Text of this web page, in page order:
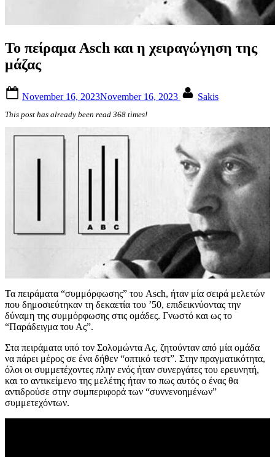
Το πείραμα Asch και η χειραγώγηση της
μάζας
on
November 16, 2023November 16, 2023 Sakis
This post has already been read 368 times!
Τα πειράματα “συμμόρφωσης” του Asch, ήταν μία σειρά μελετών
που δημοσιεύτηκαν τη δεκαετία του ’50, επιδεικνύοντας την
δύναμη της συμμόρφωσης στις ομάδες. Γνωστό και ως το
“Παράδειγμα του Ας”.
Στα πειράματα υπό τον Σολομώντα Ας, ζητούνταν από μία ομάδα
να πάρει μέρος σε ένα δήθεν “οπτικό τεστ”. Στην πραγματικότητα,
όλοι οι συμμετέχοντες πλην ενός ήταν συνεργάτες του ερευνητή,
και το αντικείμενο της μελέτης ήταν το πως αυτός ο ένας θα
αντιδρούσε στην συμπεριφορά των “συννενοημένων”
συμμετεχόντων.